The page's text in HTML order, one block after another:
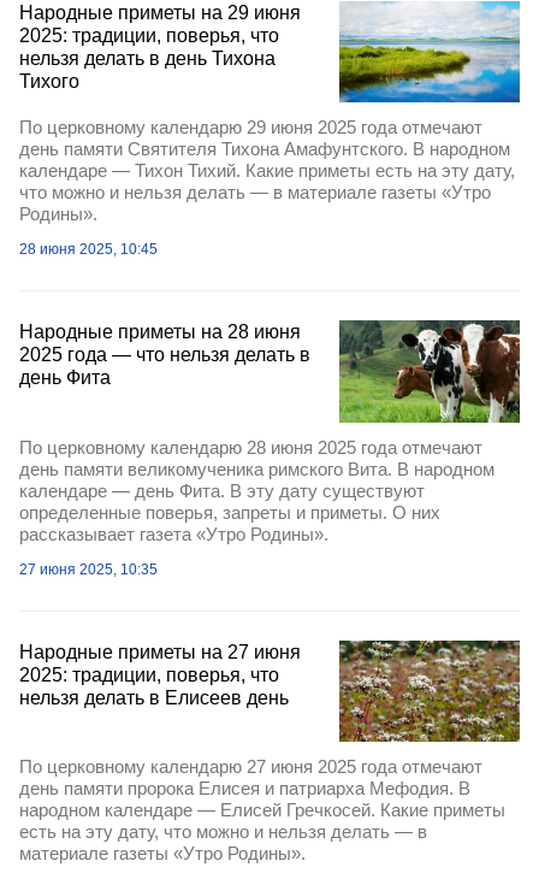
Народные приметы на 29 июня
2025: традиции, поверья, что
нельзя делать в день Тихона
Тихого
По церковному календарю 29 июня 2025 года отмечают
день памяти Святителя Тихона Амафунтского. В народном
календаре — Тихон Тихий. Какие приметы есть на эту дату,
что можно и нельзя делать — в материале газеты «Утро
Родины».
28 июня 2025, 10:45
Народные приметы на 28 июня
2025 года — что нельзя делать в
день Фита
По церковному календарю 28 июня 2025 года отмечают
день памяти великомученика римского Вита. В народном
календаре — день Фита. В эту дату существуют
определенные поверья, запреты и приметы. О них
рассказывает газета «Утро Родины».
27 июня 2025, 10:35
Народные приметы на 27 июня
2025: традиции, поверья, что
нельзя делать в Елисеев день
По церковному календарю 27 июня 2025 года отмечают
день памяти пророка Елисея и патриарха Мефодия. В
народном календаре — Елисей Гречкосей. Какие приметы
есть на эту дату, что можно и нельзя делать — в
материале газеты «Утро Родины».